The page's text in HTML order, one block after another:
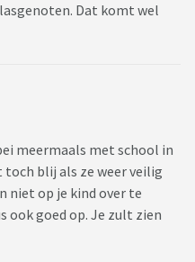
Dat komt wel
meermaals met school in
blij als ze weer veilig
niet op je kind over te
ook goed op. Je zult zien